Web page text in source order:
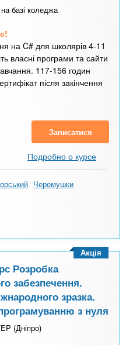
базі коледжа
на C# для школярів 4-11
власні програми та сайти
117-156 годин
після закінчення
Записатися
Подробно о курсе
Черемушки
Розробка
забезпечення.
зразка.
з нуля
(Дніпро)
Акція